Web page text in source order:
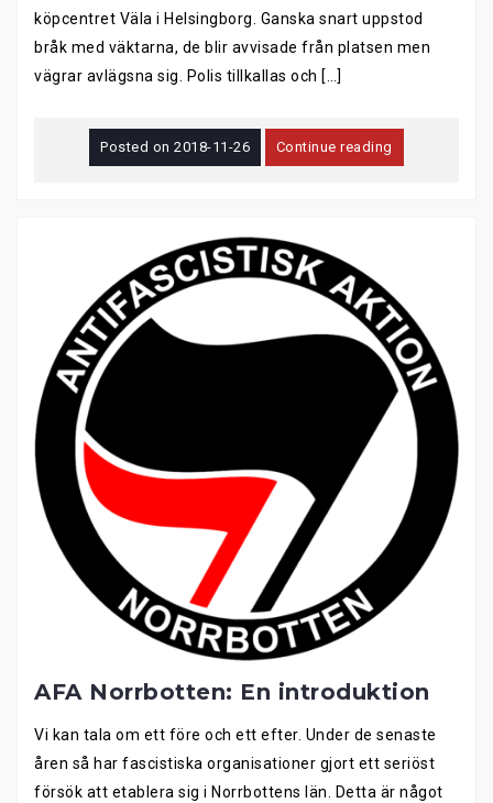
köpcentret Väla i Helsingborg. Ganska snart uppstod
bråk med väktarna, de blir avvisade från platsen men
vägrar avlägsna sig. Polis tillkallas och […]
Posted on2018-11-26 Continue reading
AFA Norrbotten: En introduktion
Vi kan tala om ett före och ett efter. Under de senaste
åren så har fascistiska organisationer gjort ett seriöst
försök att etablera sig i Norrbottens län. Detta är något